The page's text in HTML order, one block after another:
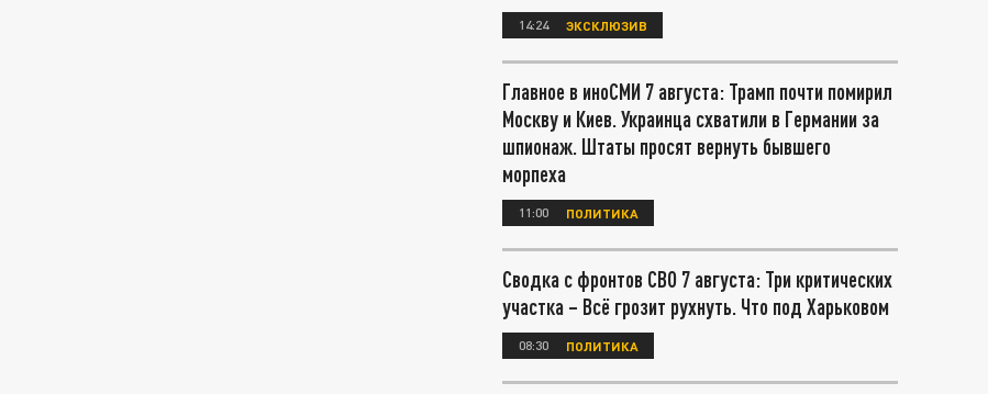
14:24 ЭКСКЛЮЗИВ
Главное в иноСМИ 7 августа: Трамп почти помирил
Москву и Киев. Украинца схватили в Германии за
шпионаж. Штаты просят вернуть бывшего
морпеха
11:00 ПОЛИТИКА
Сводка с фронтов СВО 7 августа: Три критических
участка – Всё грозит рухнуть. Что под Харьковом
08:30 ПОЛИТИКА